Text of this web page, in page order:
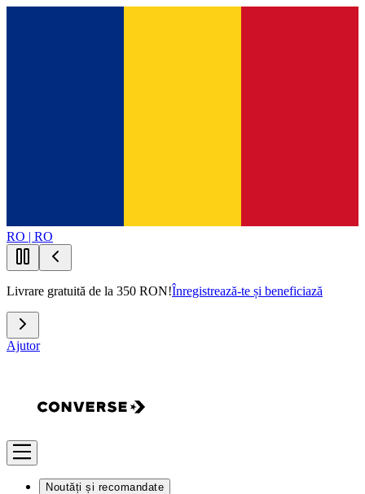
RO | RO
Livrare gratuită de la 350 RON!Înregistrează-te și beneficiază
Ajutor
Noutăți și recomandate